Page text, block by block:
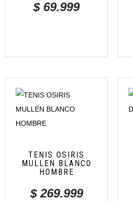
$69.999
TENIS OSIRIS
MULLEN BLANCO
HOMBRE
$269.999